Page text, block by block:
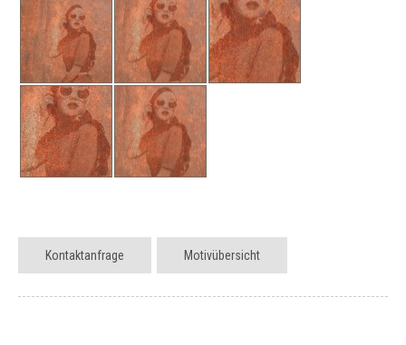
Kontaktanfrage Motivübersicht